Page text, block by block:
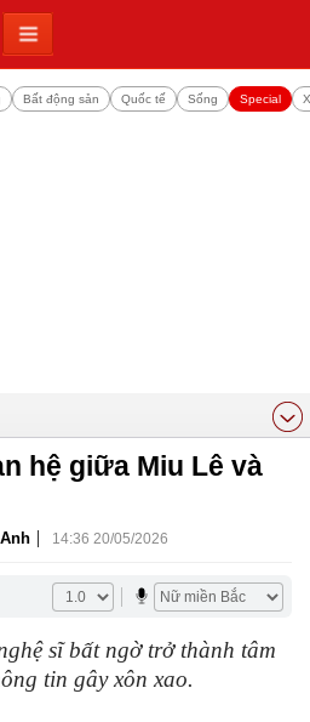
Bất động sản Quốc tế Sống Special
hệ giữa Miu Lê và
| 14:36 20/05/2026
sĩ bất ngờ trở thành tâm
tin gây xôn xao.